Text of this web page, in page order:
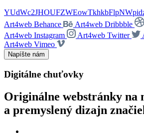
Art4web Behance
Art4web Dribbble
Art4web Instagram
Art4web Twitter
Art4web Vimeo
Napíšte nám
Digitálne chuťovky
Originálne webstránky na
a premyslený dizajn